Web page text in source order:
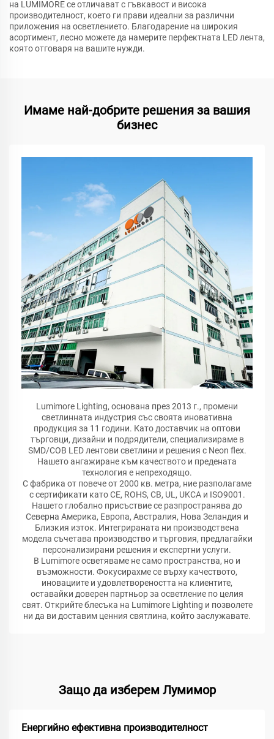
на LUMIMORE се отличават с гъвкавост и висока
производителност, което ги прави идеални за различни
приложения на осветлението. Благодарение на широкия
асортимент, лесно можете да намерите перфектната LED лента,
която отговаря на вашите нужди.
Имаме най-добрите решения за вашия
бизнес
Lumimore Lighting, основана през 2013 г., промени
светлинната индустрия със своята иновативна
продукция за 11 години. Като доставчик на оптови
търговци, дизайни и подрядители, специализираме в
SMD/COB LED лентови светлини и решения с Neon flex.
Нашето ангажиране към качеството и предената
технология е непреходящо.
С фабрика от повече от 2000 кв. метра, ние разполагаме
с сертификати като CE, ROHS, CB, UL, UKCA и ISO9001.
Нашето глобално присъствие се разпространява до
Северна Америка, Европа, Австралия, Нова Зеландия и
Близкия изток. Интегрираната ни производствена
модела съчетава производство и търговия, предлагайки
персонализирани решения и експертни услуги.
В Lumimore осветяваме не само пространства, но и
възможности. Фокусирахме се върху качеството,
иновациите и удовлетвореността на клиентите,
оставайки доверен партньор за осветление по целия
свят. Открийте блесъка на Lumimore Lighting и позволете
ни да ви доставим ценния святлина, който заслужавате.
Защо да изберем Лумимор
Енергийно ефективна производителност